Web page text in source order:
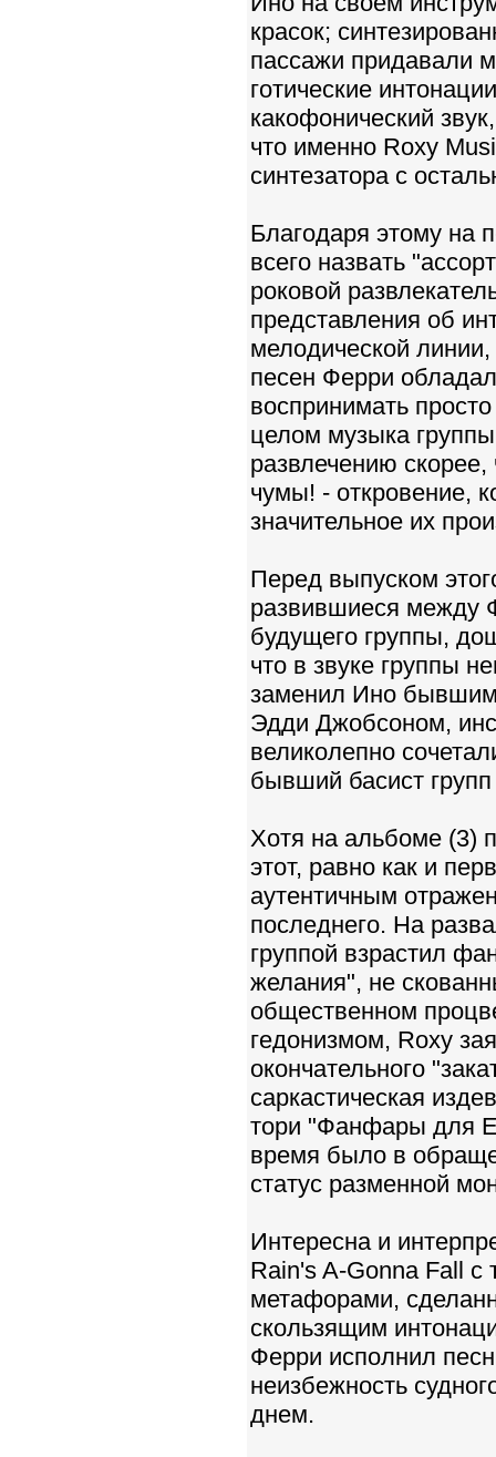
красок;
пассажи придавали
готические
какофонический
что именно Roxy
синтезатора с
Благодаря этому на
всего назвать
роковой
представления об
мелодической
песен Ферри
воспринимать
целом музыка
развлечению
чумы! - откровение,
значительное их
Перед выпуском
развившиеся между
будущего группы,
что в звуке группы
заменил Ино бывшим
Эдди Джобсоном,
великолепно
бывший басист
Хотя на альбоме (3)
этот, равно как и
аутентичным
последнего. На
группой взрастил
желания", не
общественном
гедонизмом, Roxy
окончательного
саркастическая
тори "Фанфары для
время было в
статус разменной
Интересна и
Rain's A-Gonna Fall с
метафорами,
скользящим
Ферри исполнил
неизбежность
днем.